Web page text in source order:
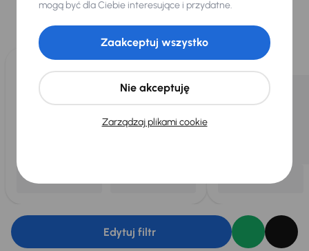
Wybraliśmy dla Ciebie
Wybieramy dla Ciebienajlepsze pojazdyz naszej oferty. Kupimy
dla Ciebiedo 400 pojazdówkażdego dnia.
Edytuj filtr
mogą być dla Ciebie interesujące i przydatne.
Zarządzaj plikami cookie
Nie akceptuję
Zaakceptuj wszystko